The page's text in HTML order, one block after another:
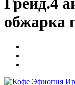
обжарка